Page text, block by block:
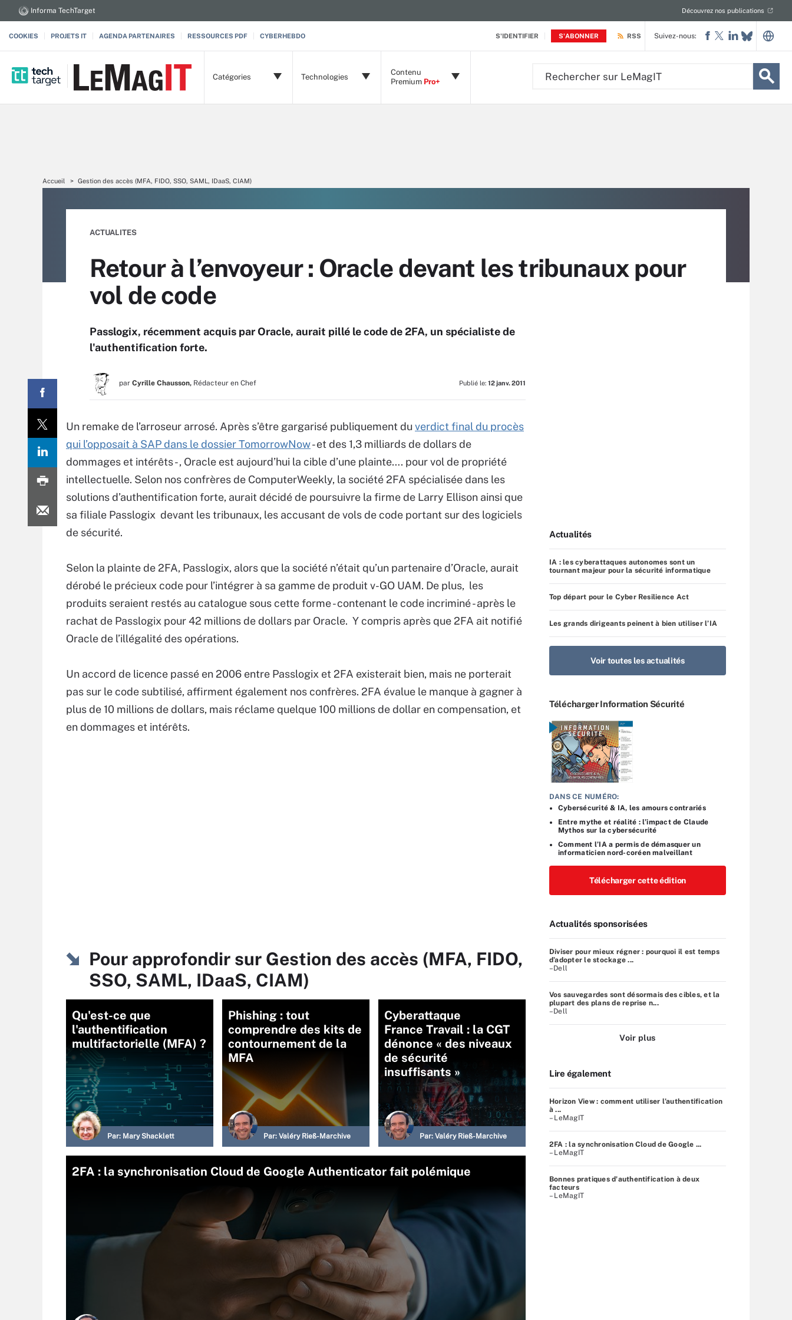
S'IDENTIFIER S'ABONNER
Informa TechTarget Découvrez nos publications
COOKIES PROJETS IT AGENDA PARTENAIRES RESSOURCES PDF CYBERHEBDO RSS
Catégories Technologies
Contenu
Premium Pro+
Suivez-nous:
Accueil Gestion des accès (MFA, FIDO, SSO, SAML, IDaaS, CIAM)
ACTUALITES
Retour à l’envoyeur : Oracle devant les tribunaux pour
vol de code
Passlogix, récemment acquis par Oracle, aurait pillé le code de 2FA, un spécialiste de
l'authentification forte.
par Cyrille Chausson, Rédacteur en Chef Publié le: 12 janv. 2011
Un remake de l’arroseur arrosé. Après s’être gargarisé publiquement du verdict final du procès
qui l’opposait à SAP dans le dossier TomorrowNow- et des 1,3 milliards de dollars de
dommages et intérêts - , Oracle est aujourd’hui la cible d’une plainte…. pour vol de propriété
intellectuelle. Selon nos confrères de ComputerWeekly, la société 2FA spécialisée dans les
solutions d’authentification forte, aurait décidé de poursuivre la firme de Larry Ellison ainsi que
sa filiale Passlogix devant les tribunaux, les accusant de vols de code portant sur des logiciels
de sécurité.
Selon la plainte de 2FA, Passlogix, alors que la société n’était qu’un partenaire d’Oracle, aurait
dérobé le précieux code pour l’intégrer à sa gamme de produit v-GO UAM. De plus, les
produits seraient restés au catalogue sous cette forme - contenant le code incriminé - après le
rachat de Passlogix pour 42 millions de dollars par Oracle. Y compris après que 2FA ait notifié
Oracle de l’illégalité des opérations.
Un accord de licence passé en 2006 entre Passlogix et 2FA existerait bien, mais ne porterait
pas sur le code subtilisé, affirment également nos confrères. 2FA évalue le manque à gagner à
plus de 10 millions de dollars, mais réclame quelque 100 millions de dollar en compensation, et
en dommages et intérêts.
Pour approfondir sur Gestion des accès (MFA, FIDO,
SSO, SAML, IDaaS, CIAM)
Qu'est-ce que
l'authentification
multifactorielle (MFA) ?
Par: Mary Shacklett
Phishing : tout
comprendre des kits de
contournement de la
MFA
Par: Valéry Rieß-Marchive
Cyberattaque
France Travail : la CGT
dénonce « des niveaux
de sécurité
insuffisants »
Par: Valéry Rieß-Marchive
2FA : la synchronisation Cloud de Google Authenticator fait polémique
Actualités
IA : les cyberattaques autonomes sont un
tournant majeur pour la sécurité informatique
Top départ pour le Cyber Resilience Act
Les grands dirigeants peinent à bien utiliser l’IA
Voir toutes les actualités
Télécharger Information Sécurité
DANS CE NUMÉRO:
Cybersécurité & IA, les amours contrariés
Entre mythe et réalité : l’impact de Claude
Mythos sur la cybersécurité
Comment l’IA a permis de démasquer un
informaticien nord-coréen malveillant
Télécharger cette édition
Actualités sponsorisées
Diviser pour mieux régner : pourquoi il est temps
d’adopter le stockage ...
–Dell
Vos sauvegardes sont désormais des cibles, et la
plupart des plans de reprise n...
–Dell
Voir plus
Lire également
Horizon View : comment utiliser l’authentification
à ...
– LeMagIT
2FA : la synchronisation Cloud de Google ...
– LeMagIT
Bonnes pratiques d'authentification à deux
facteurs
– LeMagIT